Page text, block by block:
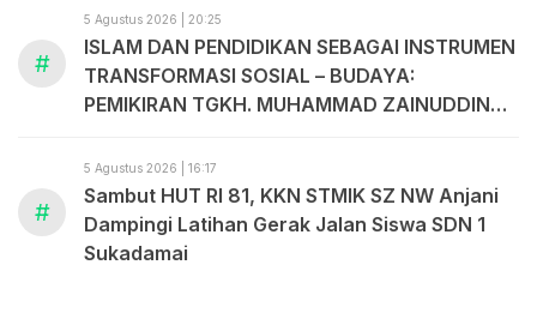
#
5 Agustus 2026 | 20:25
ISLAM DAN PENDIDIKAN SEBAGAI INSTRUMEN
TRANSFORMASI SOSIAL – BUDAYA:
PEMIKIRAN TGKH. MUHAMMAD ZAINUDDIN
#
5 Agustus 2026 | 16:17
Sambut HUT RI 81, KKN STMIK SZ NW Anjani
Dampingi Latihan Gerak Jalan Siswa SDN 1
Sukadamai